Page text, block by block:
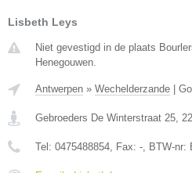
Lisbeth Leys
Niet gevestigd in de plaats
Henegouwen.
Antwerpen » Wechelderzande
Gebroeders De Winterstraat 25,
Tel: 0475488854, Fax: -, BTW-nr: